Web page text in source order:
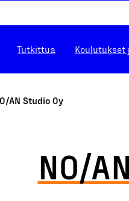
Tutkittua
AN Studio Oy
NO/